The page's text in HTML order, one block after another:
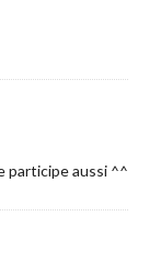
participe aussi ^^